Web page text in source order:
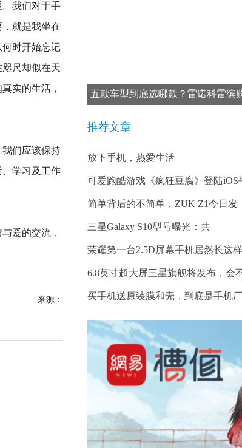
我们对于手
就是我坐在
时开始忘记
尺却似在天
实的生活，
们应该保持
学习及工作
爱的交流，
来源：
五款车型到底选哪款？雷诺科雷缤
推荐文章
放下手机，热爱生活
可爱跑酷游戏《疯狂豆腐》登陆iOS
简单背后的不简单，ZUK Z1今日发
三星Galaxy S10型号曝光：共
荣耀第一台2.5D屏幕手机居然长这样
6.8英寸超大屏三星旗舰将发布，会
买手机送原装膜和壳，到底是手机